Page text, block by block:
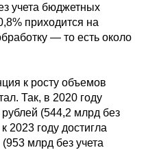
учета бюджетных
приходится на
— то есть около
к росту объемов
Так, в 2020 году
(544,2 млрд без
2023 году достигла
млрд без учета